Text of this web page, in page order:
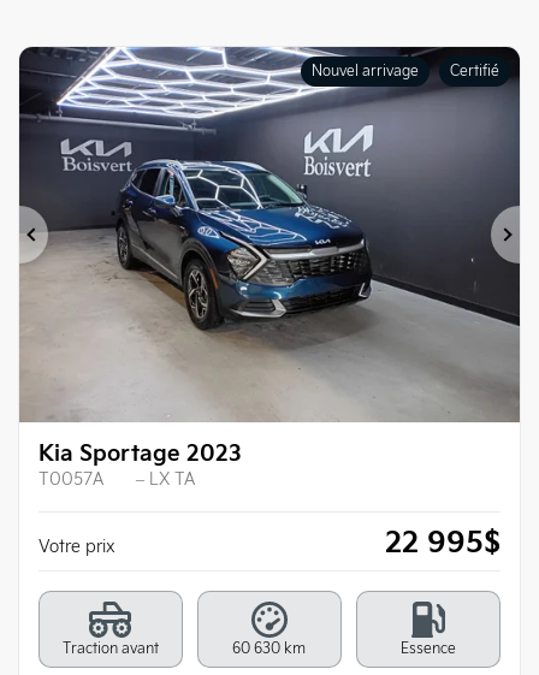
Nouvel arrivage Certifié
Précédent
Kia Sportage 2023
T0057A – LX TA
Votre prix 22 995$
Traction avant 60 630 km Essence